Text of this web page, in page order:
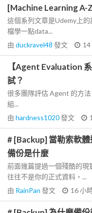
[Machine Learning A-
這個系列文章是Udemy上
檔學一點data...
由 duckravel48 發文 14
【Agent Evaluation
試？
很多團隊評估 Agent 的方
組...
由 hardness1020發文
# [Backup] 當勒索軟
備份是什麼
前面幾篇提過一個殘酷的
往往不是你的正式資料，...
由 RainPan 發文 16 小